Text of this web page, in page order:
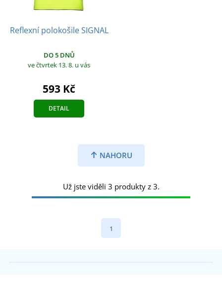
Reflexní polokošile SIGNAL
DO 5 DNŮ
ve čtvrtek 13. 8. u vás
593 Kč
DETAIL
NAHORU
Už jste viděli 3 produkty z 3.
1